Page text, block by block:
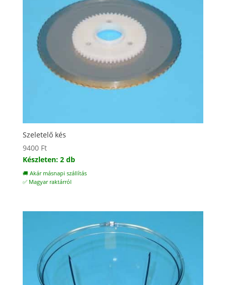
Szeletelő kés
9400 Ft
Készleten: 2 db
🚚 Akár másnapi szállítás
✅ Magyar raktárról